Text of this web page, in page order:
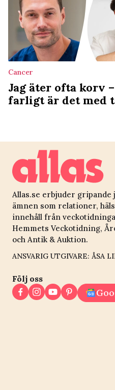
Cancer
Jag äter ofta korv
farligt är det med
Allas.se erbjuder
ämnen som relationer,
innehåll från
Hemmets Veckotidning,
och Antik & Auktion.
ANSVARIG UTGIVARE: ÅSA
Följ oss